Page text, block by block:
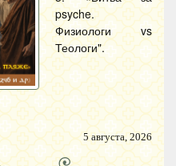
psyche.
Физиологи vs
Теологи".
5 августа, 2026